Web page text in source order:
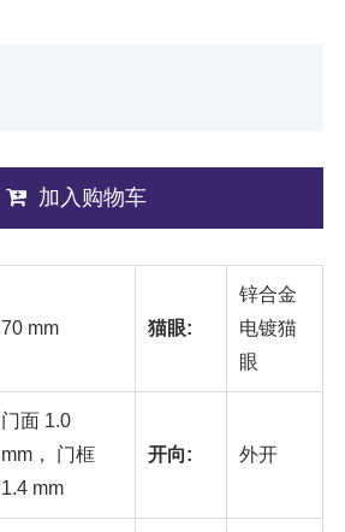
加入购物车
70 mm 猫眼:
锌合金
电镀猫
眼
门面 1.0
mm， 门框
1.4 mm
开向: 外开